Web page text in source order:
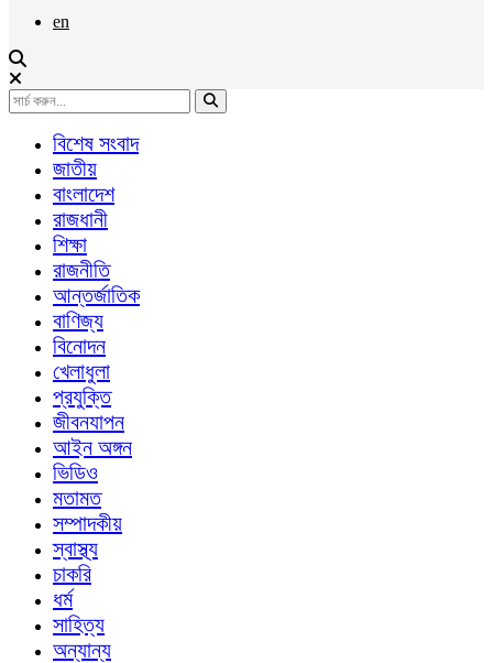
en
বিশেষ সংবাদ
জাতীয়
বাংলাদেশ
রাজধানী
শিক্ষা
রাজনীতি
আন্তর্জাতিক
বাণিজ্য
বিনোদন
খেলাধুলা
প্রযুক্তি
জীবনযাপন
আইন অঙ্গন
ভিডিও
মতামত
সম্পাদকীয়
স্বাস্থ্য
চাকরি
ধর্ম
সাহিত্য
অন্যান্য